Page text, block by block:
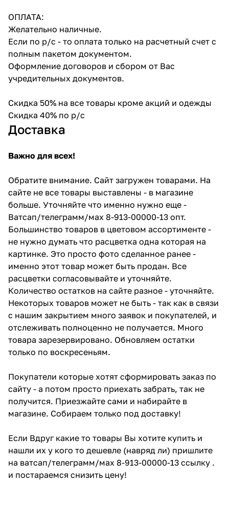
ОПЛАТА:
Желательно наличные.
Если по р/с - то оплата только на расчетный счет с
полным пакетом документом.
Оформление договоров и сбором от Вас
учредительных документов.
Скидка 50% на все товары кроме акций и одежды
Скидка 40% по р/с
Доставка
Важно для всех!
Обратите внимание. Сайт загружен товарами. На
сайте не все товары выставлены - в магазине
больше. Уточняйте что именно нужно еще -
Ватсап/телеграмм/мах 8-913-00000-13 опт.
Большинство товаров в цветовом ассортименте -
не нужно думать что расцветка одна которая на
картинке. Это просто фото сделанное ранее -
именно этот товар может быть продан. Все
расцветки согласовывайте и уточняйте.
Количество остатков на сайте разное - уточняйте.
Некоторых товаров может не быть - так как в связи
с нашим закрытием много заявок и покупателей, и
отслеживать полноценно не получается. Много
товара зарезервировано. Обновляем остатки
только по воскресеньям.
Покупатели которые хотят сформировать заказ по
сайту - а потом просто приехать забрать, так не
получится. Приезжайте сами и набирайте в
магазине. Собираем только под доставку!
Если Вдруг какие то товары Вы хотите купить и
нашли их у кого то дешевле (навряд ли) пришлите
на ватсап/телеграмм/мах 8-913-00000-13 ссылку .
и постараемся снизить цену!